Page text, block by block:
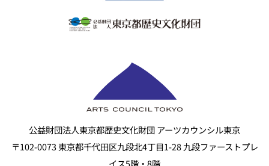
公益財団法人東京都歴史文化財団 アーツカウンシル東京
〒102-0073 東京都千代田区九段北4丁目1-28 九段ファーストプレ
イス5階・8階